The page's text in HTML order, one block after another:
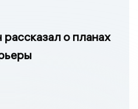
о планах